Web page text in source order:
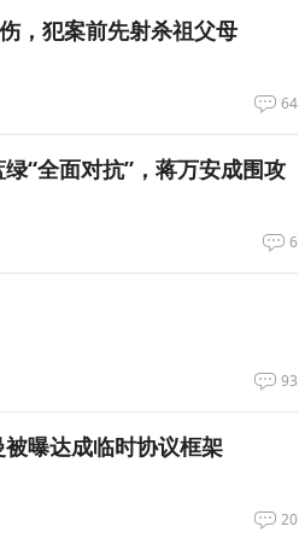
，犯案前先射杀祖父母
64
“全面对抗”，蒋万安成围攻
6
93
曝达成临时协议框架
20